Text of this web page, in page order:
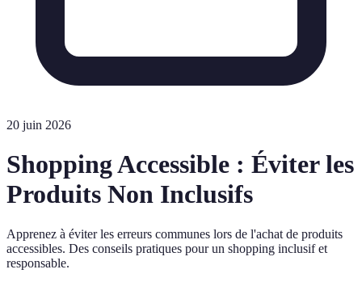
20 juin 2026
Shopping Accessible : Éviter les
Produits Non Inclusifs
Apprenez à éviter les erreurs communes lors de l'achat de produits
accessibles. Des conseils pratiques pour un shopping inclusif et
responsable.